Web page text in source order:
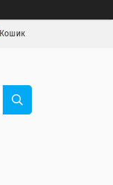
Кошик